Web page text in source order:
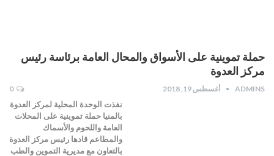
حملة تموينية على الأسواق والمحال العامة برئاسة رئيس
مركز العدوة
ADMINS أغسطس 19, 2018 0
نفذت الوحدة المحلية لمركز العدوة
بالمنيا حملة تموينية على المحلات
العامة واللحوم والأسماك
والمطاعم قادها رئيس مركز العدوة
بالتعاون مع مديرية التموين والطب